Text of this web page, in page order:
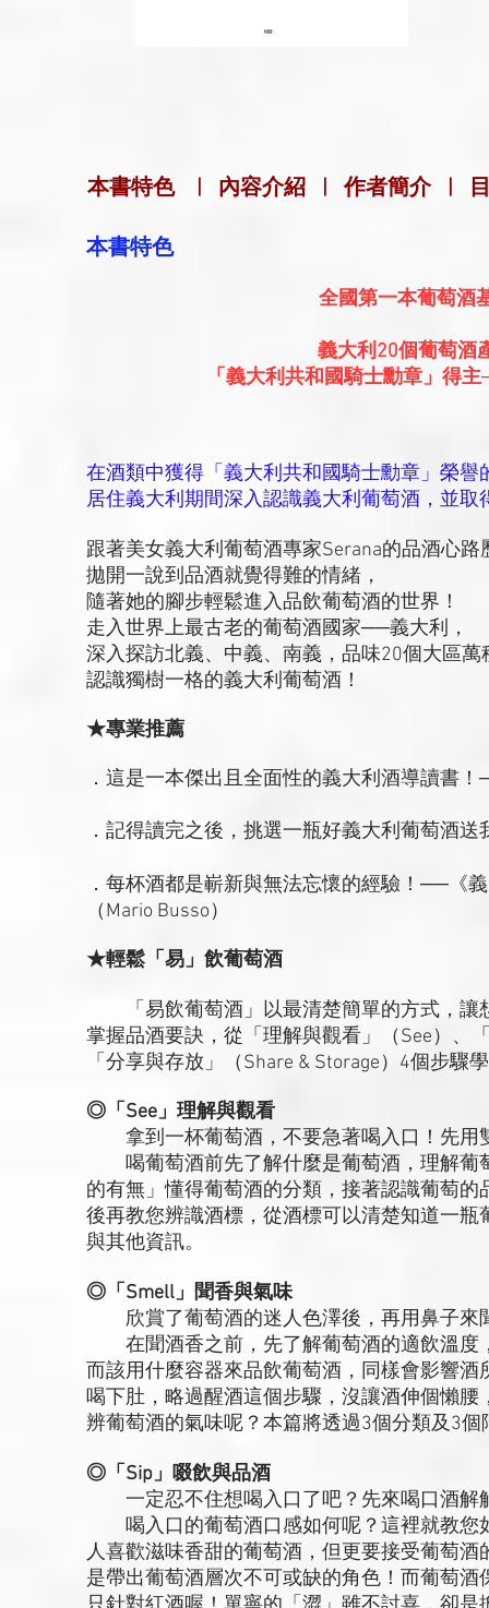
本書特色 | 內容介紹 | 作者簡介 |
本書特色
全國第一本葡萄酒
義大利20個葡萄酒
「義大利共和國騎士勳章」得
在酒類中獲得「義大利共和國騎士勳章」榮
居住義大利期間深入認識義大利葡萄酒，並
跟著美女義大利葡萄酒專家Serana的品酒心路
拋開一說到品酒就覺得難的情緒，
隨著她的腳步輕鬆進入品飲葡萄酒的世界！
走入世界上最古老的葡萄酒國家──義大利，
深入探訪北義、中義、南義，品味20個大區
認識獨樹一格的義大利葡萄酒！
★專業推薦
．這是一本傑出且全面性的義大利酒導讀書
．記得讀完之後，挑選一瓶好義大利葡萄酒
．每杯酒都是嶄新與無法忘懷的經驗！──《
（Mario Busso）
★輕鬆「易」飲葡萄酒
「易飲葡萄酒」以最清楚簡單的方式，讓
掌握品酒要訣，從「理解與觀看」（See）、
「分享與存放」（Share & Storage）4個步驟
◎「See」理解與觀看
拿到一杯葡萄酒，不要急著喝入口！先用
喝葡萄酒前先了解什麼是葡萄酒，理解葡
的有無」懂得葡萄酒的分類，接著認識葡萄
後再教您辨識酒標，從酒標可以清楚知道一
與其他資訊。
◎「Smell」聞香與氣味
欣賞了葡萄酒的迷人色澤後，再用鼻子來
在聞酒香之前，先了解葡萄酒的適飲溫度
而該用什麼容器來品飲葡萄酒，同樣會影響
喝下肚，略過醒酒這個步驟，沒讓酒伸個懶
辨葡萄酒的氣味呢？本篇將透過3個分類及3
◎「Sip」啜飲與品酒
一定忍不住想喝入口了吧？先來喝口酒解
喝入口的葡萄酒口感如何呢？這裡就教您
人喜歡滋味香甜的葡萄酒，但更要接受葡萄
是帶出葡萄酒層次不可或缺的角色！而葡萄